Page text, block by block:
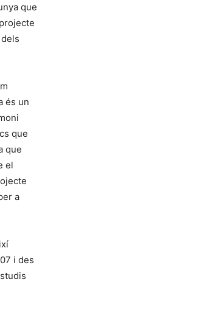
que
és un
que
que
el
a
i des